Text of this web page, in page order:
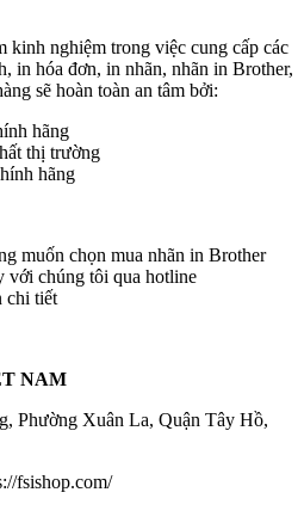
kinh nghiệm trong việc cung cấp các
in hóa đơn, in nhãn, nhãn in Brother,
sẽ hoàn toàn an tâm bởi:
hãng
thị trường
hãng
muốn chọn mua nhãn in Brother
với chúng tôi qua hotline
chi tiết
NAM
Phường Xuân La, Quận Tây Hồ,
fsishop.com/